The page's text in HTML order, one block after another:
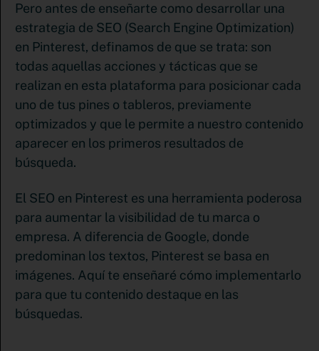
Pero antes de enseñarte como desarrollar una
estrategia de SEO (Search Engine Optimization)
en Pinterest, definamos de que se trata: son
todas aquellas acciones y tácticas que se
realizan en esta plataforma para posicionar cada
uno de tus pines o tableros, previamente
optimizados y que le permite a nuestro contenido
aparecer en los primeros resultados de
búsqueda.
El SEO en Pinterest es una herramienta poderosa
para aumentar la visibilidad de tu marca o
empresa. A diferencia de Google, donde
predominan los textos, Pinterest se basa en
imágenes. Aquí te enseñaré cómo implementarlo
para que tu contenido destaque en las
búsquedas.